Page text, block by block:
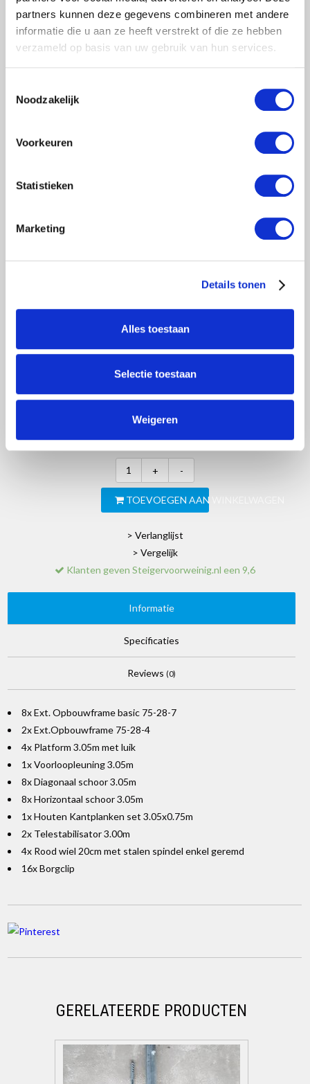
partners kunnen deze gegevens combineren met andere
informatie die u aan ze heeft verstrekt of die ze hebben
verzameld op basis van uw gebruik van hun services.
Noodzakelijk
Voorkeuren
Statistieken
Marketing
Details tonen
Alles toestaan
Selectie toestaan
Weigeren
€2.989,00 Excl. btw
SKU:
EURRB7530510HG
Op voorraad
+ -
TOEVOEGEN AAN WINKELWAGEN
> Verlanglijst
> Vergelijk
Klanten geven Steigervoorweinig.nl een 9,6
Informatie
Specificaties
Reviews (0)
8x Ext. Opbouwframe basic 75-28-7
2x Ext.Opbouwframe 75-28-4
4x Platform 3.05m met luik
1x Voorloopleuning 3.05m
8x Diagonaal schoor 3.05m
8x Horizontaal schoor 3.05m
1x Houten Kantplanken set 3.05x0.75m
2x Telestabilisator 3.00m
4x Rood wiel 20cm met stalen spindel enkel geremd
16x Borgclip
GERELATEERDE PRODUCTEN